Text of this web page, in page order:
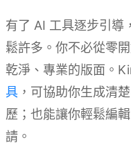
有了 AI 工具逐步引導
鬆許多。你不必從零
乾淨、專業的版面。
具 ，可協助你生成清
歷；也能讓你輕鬆編
請。